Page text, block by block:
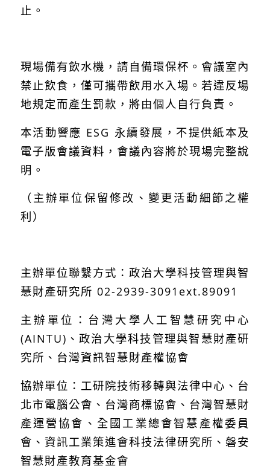
止。
現場備有飲水機，請自備環保杯。會議室內
禁止飲食，僅可攜帶飲用水入場。若違反場
地規定而產生罰款，將由個人自行負責。
本活動響應 ESG 永續發展，不提供紙本及
電子版會議資料，會議內容將於現場完整說
明。
（主辦單位保留修改、變更活動細節之權
利）
主辦單位聯繫方式：政治大學科技管理與智
慧財產研究所 02-2939-3091ext.89091
主辦單位：台灣大學人工智慧研究中心
(AINTU)、政治大學科技管理與智慧財產研
究所、台灣資訊智慧財產權協會
協辦單位：工研院技術移轉與法律中心、台
北市電腦公會、台灣商標協會、台灣智慧財
產運營協會、全國工業總會智慧產權委員
會、資訊工業策進會科技法律研究所、磐安
智慧財產教育基金會